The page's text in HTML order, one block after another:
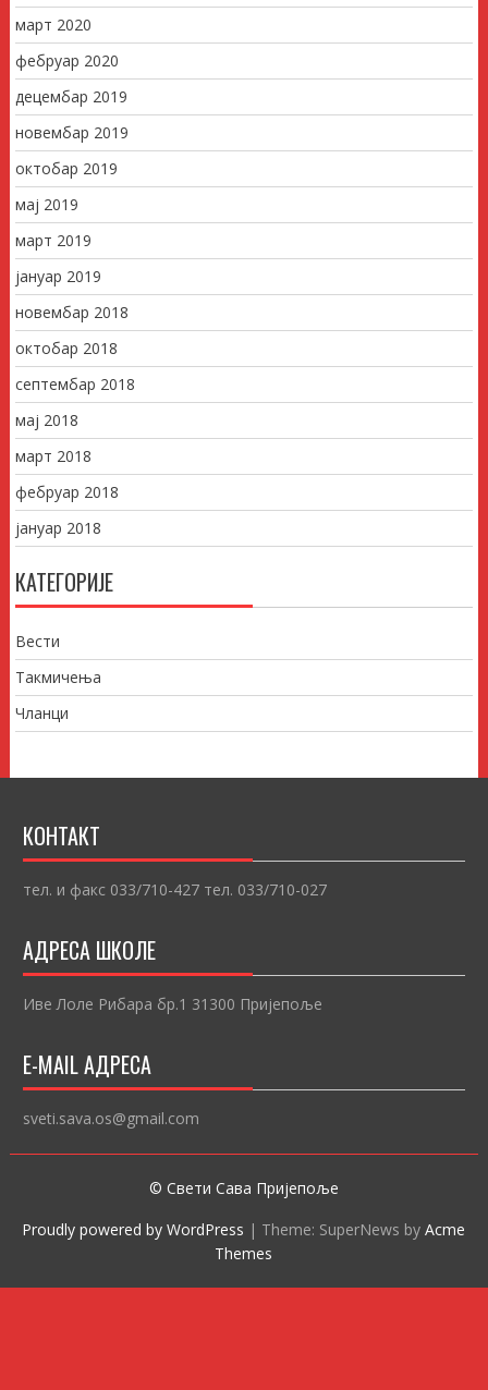
март 2020
фебруар 2020
децембар 2019
новембар 2019
октобар 2019
мај 2019
март 2019
јануар 2019
новембар 2018
октобар 2018
септембар 2018
мај 2018
март 2018
фебруар 2018
јануар 2018
КАТЕГОРИЈЕ
Вести
Такмичења
Чланци
КОНТАКТ
тел. и факс 033/710-427 тел. 033/710-027
АДРЕСА ШКОЛЕ
Иве Лоле Рибара бр.1 31300 Пријепоље
E-MAIL АДРЕСА
sveti.sava.os@gmail.com
© Свети Сава Пријепоље
Proudly powered by WordPress | Theme: SuperNews byAcme
Themes